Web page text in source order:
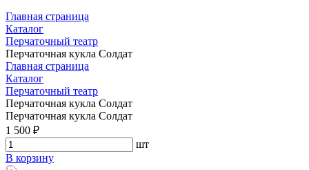
Главная страница
Каталог
Перчаточный театр
Перчаточная кукла Солдат
Главная страница
Каталог
Перчаточный театр
Перчаточная кукла Солдат
Перчаточная кукла Солдат
1 500 ₽
шт
В корзину